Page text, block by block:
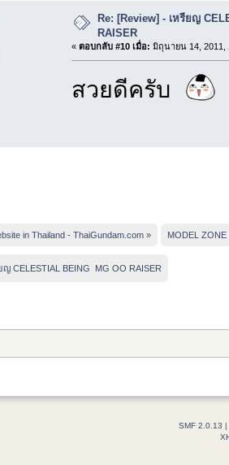
Re: [Review] - เหรียญ
RAISER
« ตอบกลับ #10 เมื่อ: มิถุนายน 14, 2011,
สวยดีครับ
in Thailand - ThaiGundam.com » MODEL ZONE
ญ CELESTIAL BEING  MG OO RAISER
SMF 2.0.13 |